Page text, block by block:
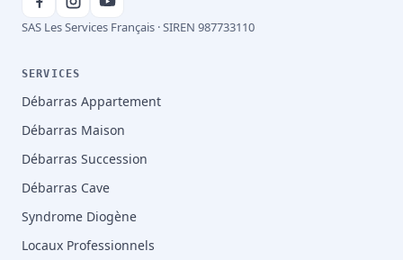
SAS Les Services Français · SIREN 987733110
SERVICES
Débarras Appartement
Débarras Maison
Débarras Succession
Débarras Cave
Syndrome Diogène
Locaux Professionnels